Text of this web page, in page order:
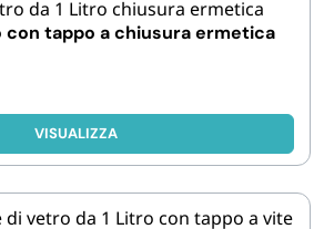
E CONTENITORI ALIMENTARI
tappo a chiusura ermetica
VISUALIZZA